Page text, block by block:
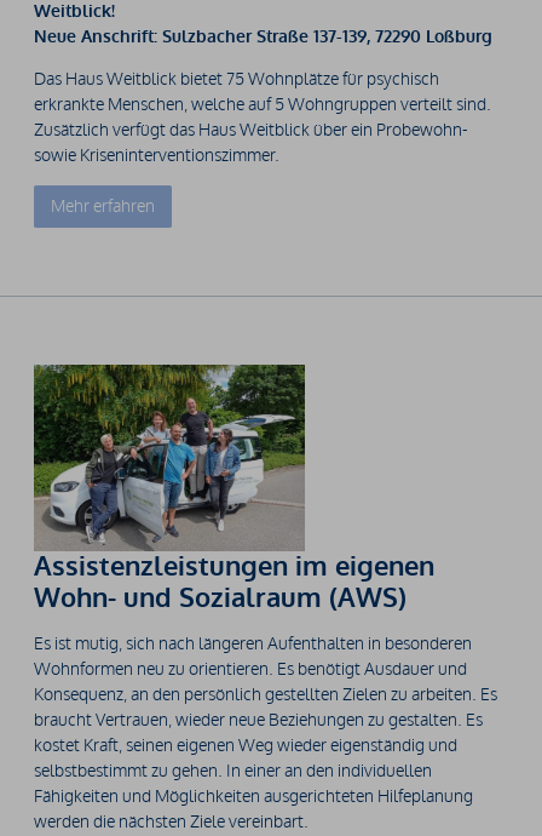
Weitblick!
Neue Anschrift: Sulzbacher Straße 137-139, 72290 Loßburg
Das Haus Weitblick bietet 75 Wohnplätze für psychisch
erkrankte Menschen, welche auf 5 Wohngruppen verteilt sind.
Zusätzlich verfügt das Haus Weitblick über ein Probewohn-
sowie Kriseninterventionszimmer.
Mehr erfahren
Assistenzleistungen im eigenen
Wohn- und Sozialraum (AWS)
Es ist mutig, sich nach längeren Aufenthalten in besonderen
Wohnformen neu zu orientieren. Es benötigt Ausdauer und
Konsequenz, an den persönlich gestellten Zielen zu arbeiten. Es
braucht Vertrauen, wieder neue Beziehungen zu gestalten. Es
kostet Kraft, seinen eigenen Weg wieder eigenständig und
selbstbestimmt zu gehen. In einer an den individuellen
Fähigkeiten und Möglichkeiten ausgerichteten Hilfeplanung
werden die nächsten Ziele vereinbart.